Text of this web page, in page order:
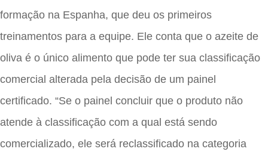
formação na Espanha, que deu os primeiros
treinamentos para a equipe. Ele conta que o azeite de
oliva é o único alimento que pode ter sua classificação
comercial alterada pela decisão de um painel
certificado. “Se o painel concluir que o produto não
atende à classificação com a qual está sendo
comercializado, ele será reclassificado na categoria